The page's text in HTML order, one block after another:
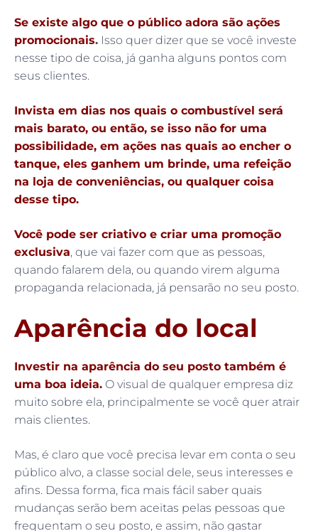
Se existe algo que o público adora são ações
promocionais. Isso quer dizer que se você investe
nesse tipo de coisa, já ganha alguns pontos com
seus clientes.
Invista em dias nos quais o combustível será
mais barato, ou então, se isso não for uma
possibilidade, em ações nas quais ao encher o
tanque, eles ganhem um brinde, uma refeição
na loja de conveniências, ou qualquer coisa
desse tipo.
Você pode ser criativo e criar uma promoção
exclusiva, que vai fazer com que as pessoas,
quando falarem dela, ou quando virem alguma
propaganda relacionada, já pensarão no seu posto.
Aparência do local
Investir na aparência do seu posto também é
uma boa ideia. O visual de qualquer empresa diz
muito sobre ela, principalmente se você quer atrair
mais clientes.
Mas, é claro que você precisa levar em conta o seu
público alvo, a classe social dele, seus interesses e
afins. Dessa forma, fica mais fácil saber quais
mudanças serão bem aceitas pelas pessoas que
frequentam o seu posto, e assim, não gastar